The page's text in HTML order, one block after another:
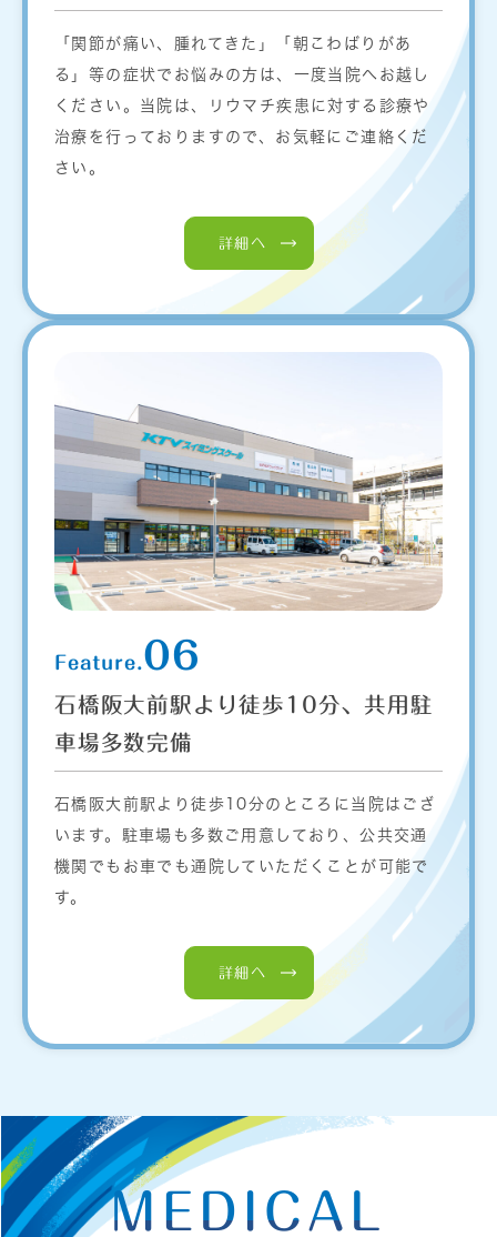
「関節が痛い、腫れてきた」「朝こわばりがあ
る」等の症状でお悩みの方は、一度当院へお越し
ください。当院は、リウマチ疾患に対する診療や
治療を行っておりますので、お気軽にご連絡くだ
さい。
詳細へ
Feature.06
石橋阪大前駅より徒歩10分、共用駐
車場多数完備
石橋阪大前駅より徒歩10分のところに当院はござ
います。駐車場も多数ご用意しており、公共交通
機関でもお車でも通院していただくことが可能で
す。
詳細へ
MEDICAL